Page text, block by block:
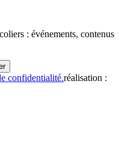
: événements, contenus
confidentialité.réalisation :